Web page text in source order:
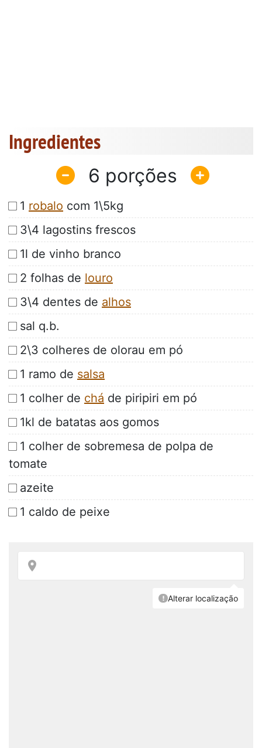
Ingredientes
6
1 robalo com 1\5kg
3\4 lagostins frescos
1l de vinho branco
2 folhas de louro
3\4 dentes de alhos
sal q.b.
2\3 colheres de olorau em pó
1 ramo de salsa
1 colher de chá de piripiri em pó
1kl de batatas aos gomos
1 colher de sobremesa de polpa de
tomate
azeite
1 caldo de peixe